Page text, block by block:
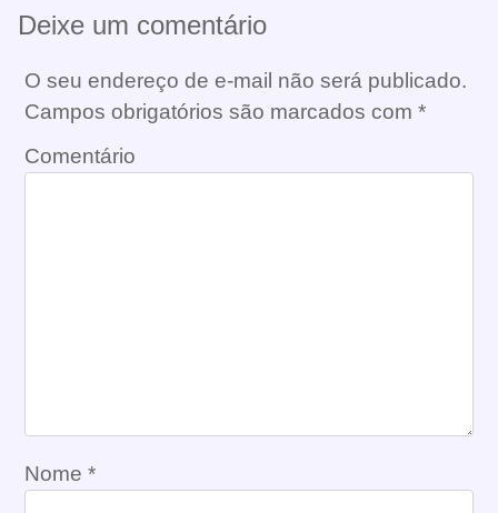
Deixe um comentário
O seu endereço de e-mail não será publicado.
Campos obrigatórios são marcados com *
Comentário
Nome *